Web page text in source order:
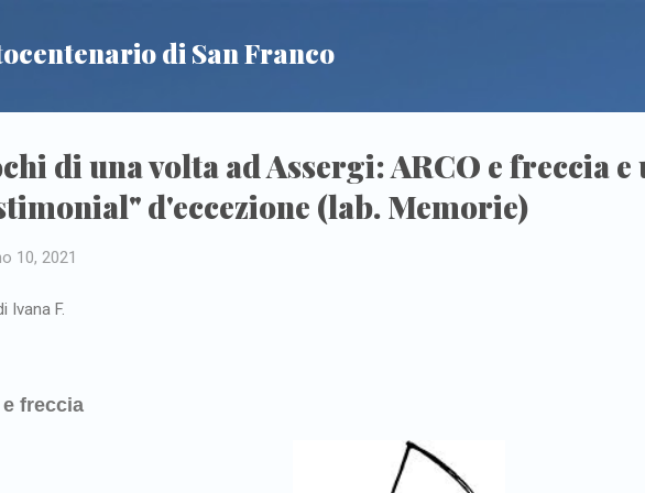
di San Franco
di una volta ad Assergi: ARCO e freccia e
d'eccezione (lab. Memorie)
10, 2021
Ivana F.
freccia